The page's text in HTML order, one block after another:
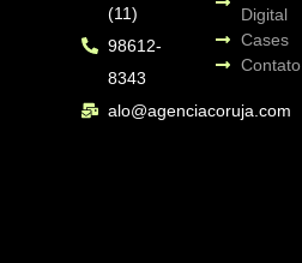
(11)
98612-
8343
alo@agenciacoruja.com
Digital
Cases
Contato